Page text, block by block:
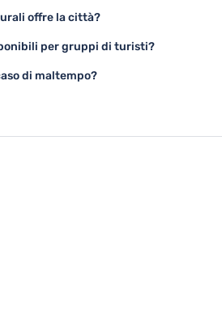
includono la visita al Palazzo Ducale,
dei musei cittadini.
offre la città?
concerti, festival culturali e visite
per gruppi di turisti?
visite guidate tematiche,
enogastronomici per gruppi.
di maltempo?